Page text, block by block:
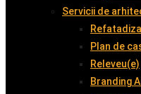
Servicii de
Plan de
Releveu(e)
Branding